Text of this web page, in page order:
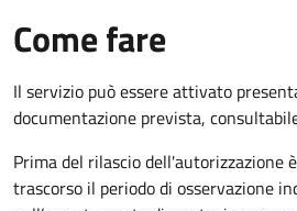
Come fare
Il servizio può essere attivato
documentazione prevista,
Prima del rilascio dell'autorizzazione
trascorso il periodo di osservazione